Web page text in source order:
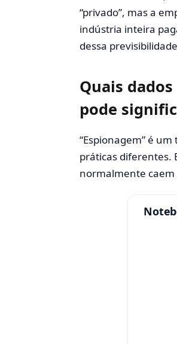
“privado”, mas a
indústria inteira
dessa
Quais
pode
“Espionagem” é
práticas diferentes.
normalmente